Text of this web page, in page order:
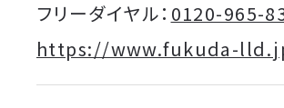
フリーダイヤル： 0120-965-
https://www.fukuda-